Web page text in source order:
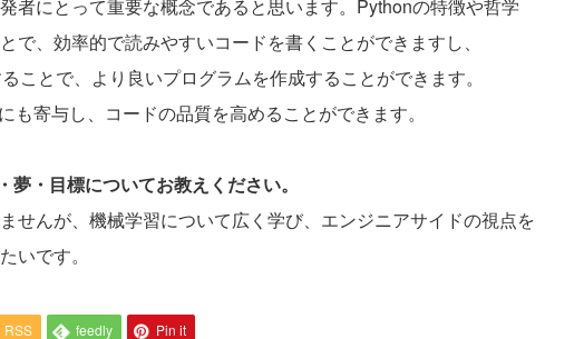
者にとって重要な概念であると思います。Pythonの特徴や哲学
、効率的で読みやすいコードを書くことができますし、
ことで、より良いプログラムを作成することができます。
寄与し、コードの品質を高めることができます。
・目標についてお教えください。
せんが、機械学習について広く学び、エンジニアサイドの視点を
いです。
RSS feedly Pin it